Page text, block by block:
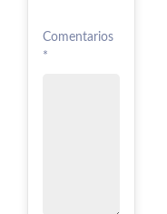
Comentarios
*